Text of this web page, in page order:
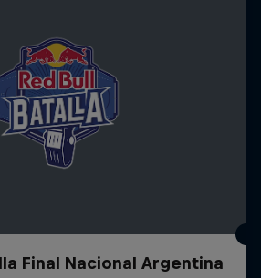
Final Nacional Argentina